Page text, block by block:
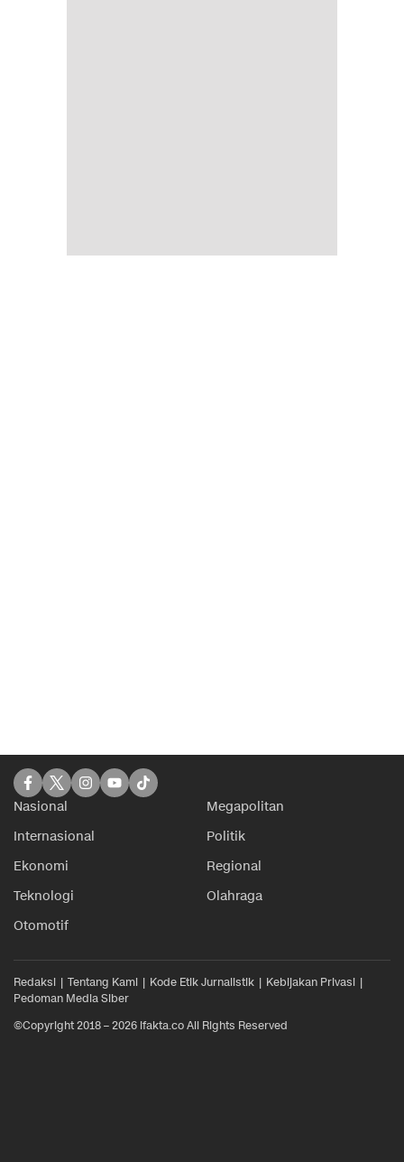
Nasional
Megapolitan
Internasional
Politik
Ekonomi
Regional
Teknologi
Olahraga
Otomotif
Redaksi Tentang Kami Kode Etik Jurnalistik
Kebijakan Privasi
Pedoman Media Siber
©Copyright 2018 – 2026 ifakta.co All Rights Reserved